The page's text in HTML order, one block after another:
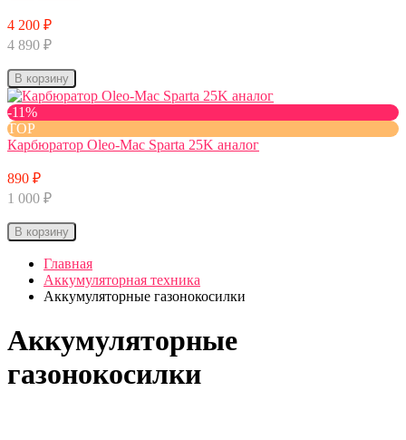
4 200 ₽
4 890 ₽
В корзину
-11%
TOP
Карбюратор Oleo-Mac Sparta 25K аналог
890 ₽
1 000 ₽
В корзину
Главная
Аккумуляторная техника
Аккумуляторные газонокосилки
Аккумуляторные
газонокосилки